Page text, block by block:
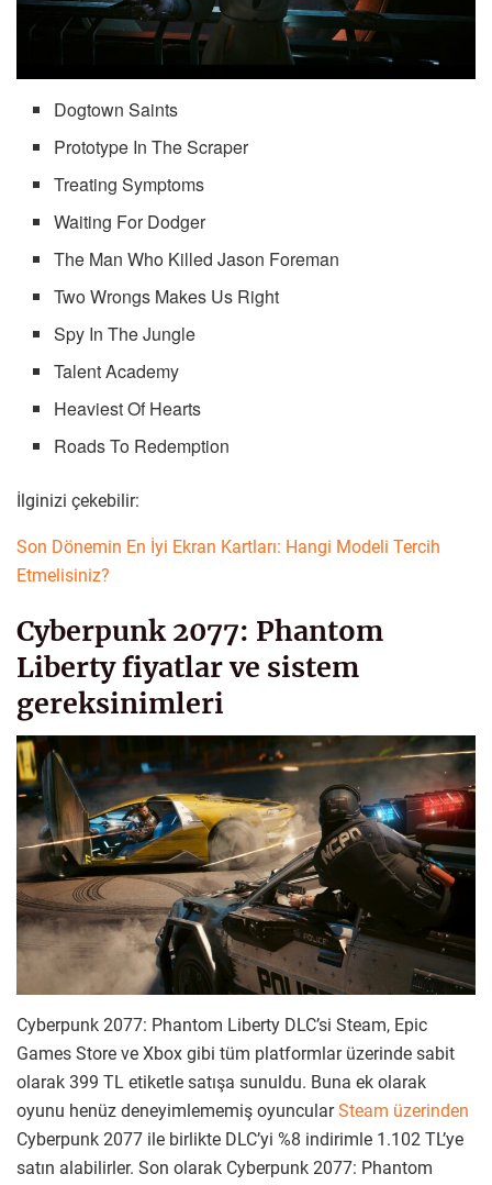
Dogtown Saints
Prototype In The Scraper
Treating Symptoms
Waiting For Dodger
The Man Who Killed Jason Foreman
Two Wrongs Makes Us Right
Spy In The Jungle
Talent Academy
Heaviest Of Hearts
Roads To Redemption
İlginizi çekebilir:
Son Dönemin En İyi Ekran Kartları: Hangi Modeli Tercih
Etmelisiniz?
Cyberpunk 2077: Phantom
Liberty fiyatlar ve sistem
gereksinimleri
Cyberpunk 2077: Phantom Liberty DLC’si Steam, Epic
Games Store ve Xbox gibi tüm platformlar üzerinde sabit
olarak 399 TL etiketle satışa sunuldu. Buna ek olarak
oyunu henüz deneyimlememiş oyuncularSteam üzerinden
Cyberpunk 2077 ile birlikte DLC’yi %8 indirimle 1.102 TL’ye
satın alabilirler. Son olarak Cyberpunk 2077: Phantom